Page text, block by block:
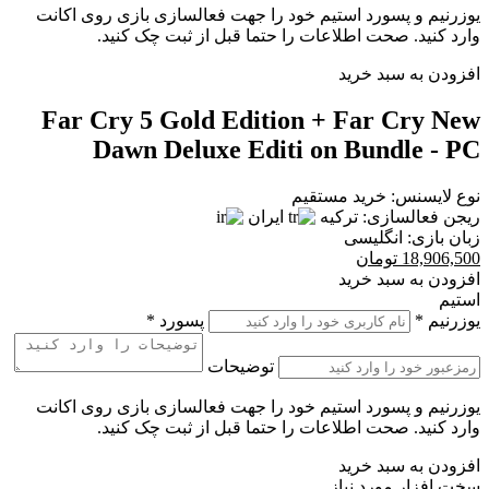
یوزرنیم و پسورد استیم خود را جهت فعالسازی بازی روی اکانت
وارد کنید. صحت اطلاعات را حتما قبل از ثبت چک کنید.
افزودن به سبد خرید
Far Cry 5 Gold Edition + Far Cry New
Dawn Deluxe Editi on Bundle - PC
نوع لایسنس: خرید مستقیم
ریجن فعالسازی: ترکیه
ایران
زبان بازی: انگلیسی
18,906,500 تومان
افزودن به سبد خرید
استیم
یوزرنیم * پسورد *
توضیحات
یوزرنیم و پسورد استیم خود را جهت فعالسازی بازی روی اکانت
وارد کنید. صحت اطلاعات را حتما قبل از ثبت چک کنید.
افزودن به سبد خرید